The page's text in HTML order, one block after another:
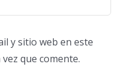
y sitio web en este
que comente.